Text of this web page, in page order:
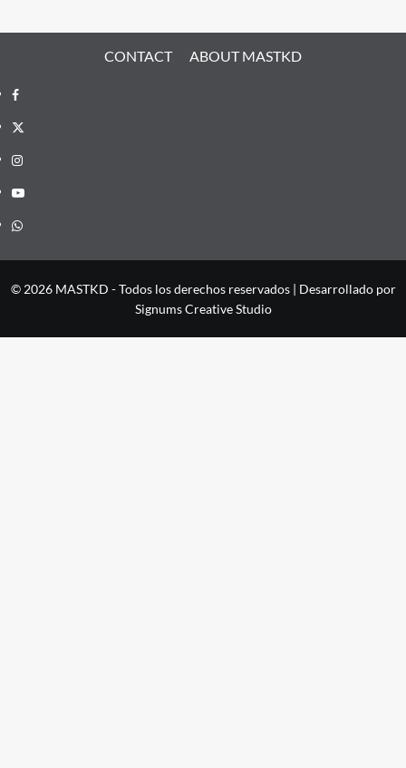
CONTACT ABOUT MASTKD
Facebook
X
Instagram
YouTube
Whatsapp